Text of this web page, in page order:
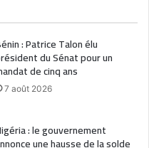
: Patrice Talon élu
du Sénat pour un
de cinq ans
7 août 2026
: le gouvernement
une hausse de la solde